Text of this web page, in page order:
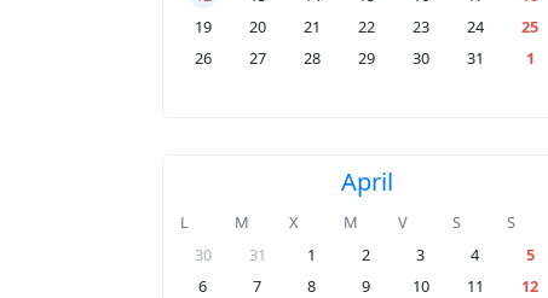
19
20 21 22 23 24
25
26
27 28 29 30 31 1
April
L M X M V S
S
30
31 1 2 3 4
5
6
7 8 9 10 11
12